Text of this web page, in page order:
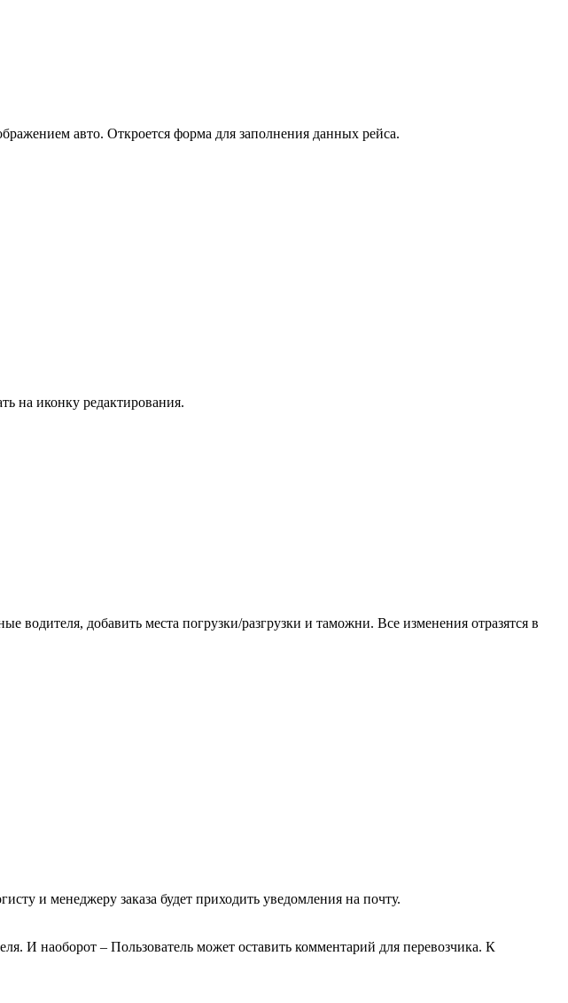
авто. Откроется форма для заполнения данных рейса.
на иконку редактирования.
водителя, добавить места погрузки/разгрузки и таможни. Все изменения отразятся в
и менеджеру заказа будет приходить уведомления на почту.
И наоборот – Пользователь может оставить комментарий для перевозчика. К